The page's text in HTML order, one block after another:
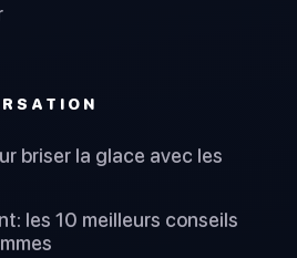
briser la glace avec les
les 10 meilleurs conseils